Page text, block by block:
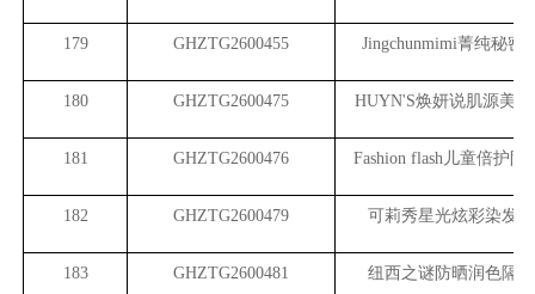
179 GHZTG2600455 Jingchunmimi菁纯秘密
180 GHZTG2600475 HUYN'S焕妍说肌源美
181 GHZTG2600476 Fashion flash 儿童倍护防
182 GHZTG2600479 可莉秀星光炫彩染发
183 GHZTG2600481 纽西之谜防晒润色隔